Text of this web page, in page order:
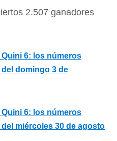
2.507 ganadores
6: los números
domingo 3 de
6: los números
miércoles 30 de agosto